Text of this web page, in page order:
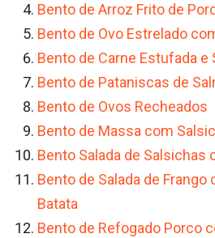
Bento de Arroz Frito de
Bento de Ovo Estrelado
Bento de Carne Estufada e
Bento de Pataniscas de
Bento de Ovos Recheados
Bento de Massa com
Bento Salada de Salsichas
Bento de Salada de Frango
Batata
Bento de Refogado Porco